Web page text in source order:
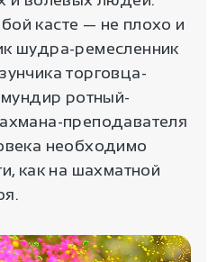
касте — не плохо и
шудра-ремесленник
торговца-
ротный-
преподавателя
необходимо
как на шахматной